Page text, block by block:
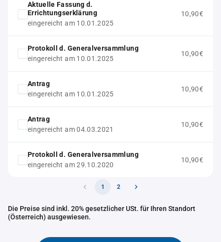
Aktuelle Fassung d.
Errichtungserklärung
eingereicht am 10.01.2025
10,90€
Protokoll d. Generalversammlung
eingereicht am 10.01.2025
10,90€
Antrag
eingereicht am 10.01.2025
10,90€
Antrag
eingereicht am 04.03.2021
10,90€
Protokoll d. Generalversammlung
eingereicht am 29.10.2020
10,90€
1 2
Die Preise sind inkl. 20% gesetzlicher USt. für Ihren Standort
(Österreich) ausgewiesen.